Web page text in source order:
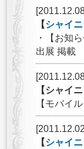
【シャイ
・【お知
出展 掲載
【シャイ
【モバイ
【シャイ